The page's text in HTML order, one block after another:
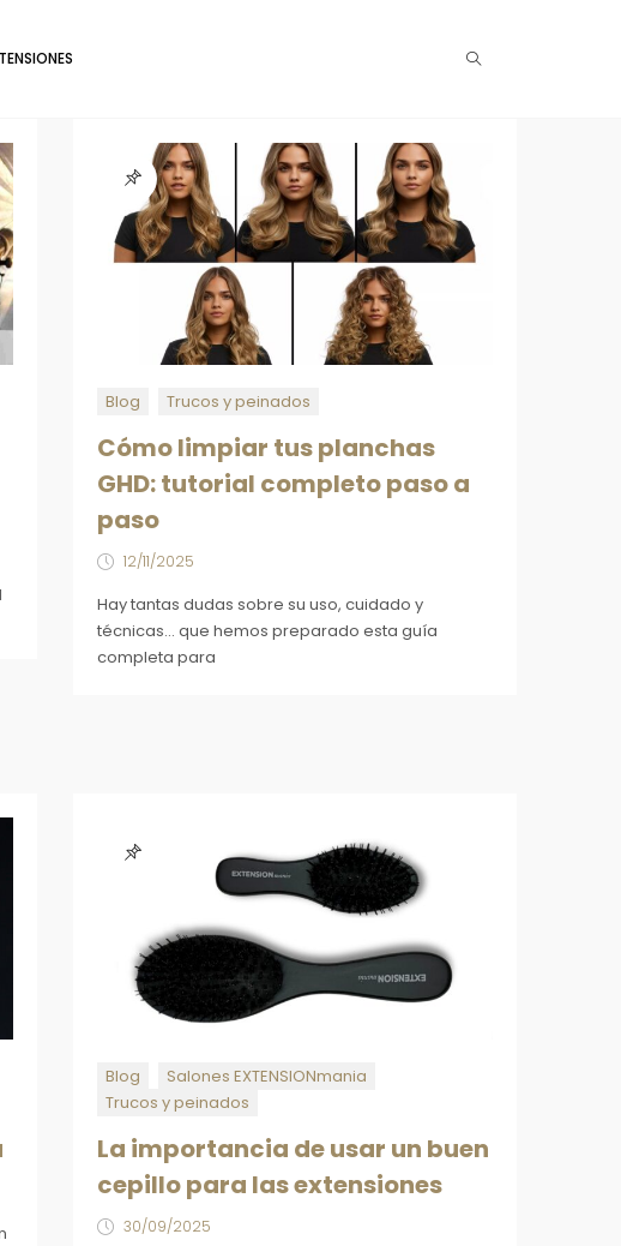
Blog Trucos y peinados
Cómo limpiar tus planchas
GHD: tutorial completo paso a
paso
12/11/2025
Hay tantas dudas sobre su uso, cuidado y
técnicas... que hemos preparado esta guía
completa para
Blog
Salones EXTENSIONmania
Trucos y peinados
La importancia de usar un buen
cepillo para las extensiones
30/09/2025